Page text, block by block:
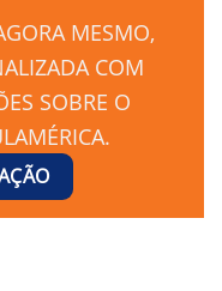
MESMO,
COM
SOBRE O